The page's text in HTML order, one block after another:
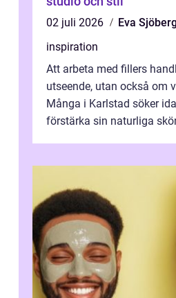
02 juli 2026
Eva
inspiration
Att arbeta med fillers
utseende, utan också om
Många i Karlstad söker
förstärka sin naturliga